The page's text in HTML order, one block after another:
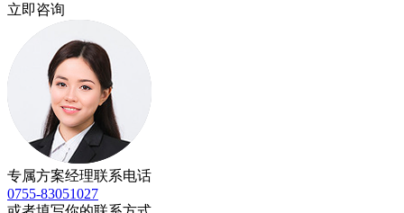
立即咨询
专属方案经理联系电话
0755-83051027